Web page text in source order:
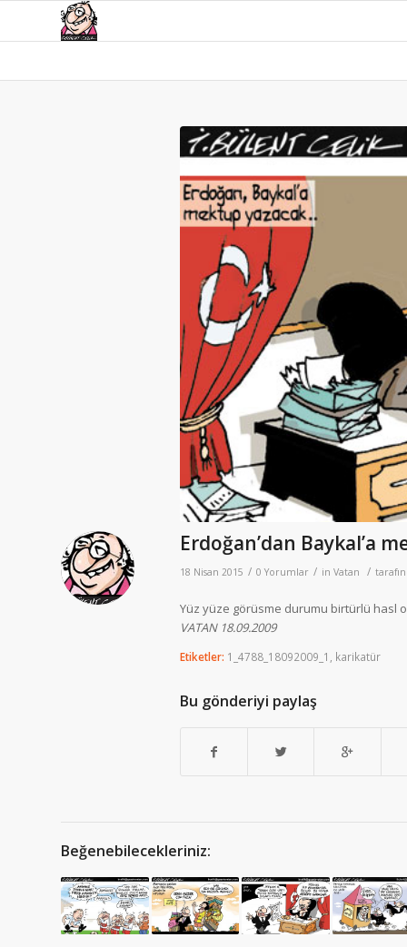
Erdoğan’dan Baykal’a
18 Nisan 2015 / 0 Yorumlar / in Vatan /
Yüz yüze görüsme durumu birtürlü hasl
VATAN 18.09.2009
Etiketler: 1_4788_18092009_1 karikatür
Bu gönderiyi paylaş
Beğenebilecekleriniz: